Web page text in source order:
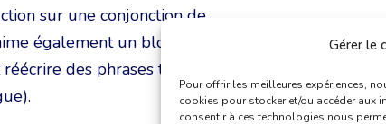
Gérer le
Pour offrir les meilleures expériences,
cookies pour stocker et/ou accéder aux
consentir à ces technologies nous
sur une conjonction de
également un blogue
des phrases trop